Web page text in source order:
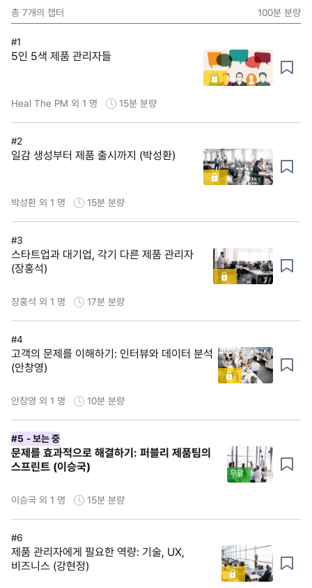
총 7개의 챕터 100분 분량
#1
5인 5색 제품 관리자들
Heal The PM 외 1 명 15분 분량
#2
일감 생성부터 제품 출시까지 (박성환)
박성환 외 1 명 15분 분량
#3
스타트업과 대기업, 각기 다른 제품 관리자
(장홍석)
장홍석 외 1 명 17분 분량
#4
고객의 문제를 이해하기: 인터뷰와 데이터 분석
(안창영)
안창영 외 1 명 10분 분량
#5 - 보는 중
문제를 효과적으로 해결하기: 퍼블리 제품팀의
스프린트 (이승국)
무료
이승국 외 1 명 15분 분량
#6
제품 관리자에게 필요한 역량: 기술, UX,
비즈니스 (강현정)